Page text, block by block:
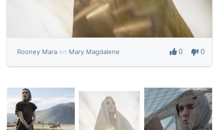
Rooney Maraen Mary Magdalene 0 0